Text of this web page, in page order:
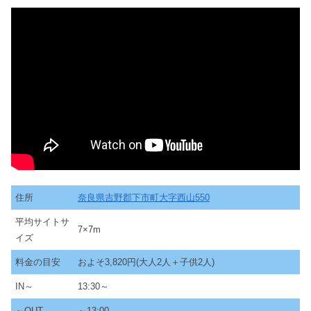
住所 奈良県吉野郡下市町大字西山550
平均サイトサ
イズ
7×7m
料金の目安 およそ3,820円(大人2人＋子供2人)
IN～ 13:30～